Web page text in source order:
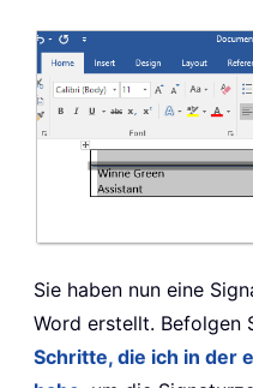
Sie haben nun eine
Word erstellt. Befolgen
Schritte, die ich in der